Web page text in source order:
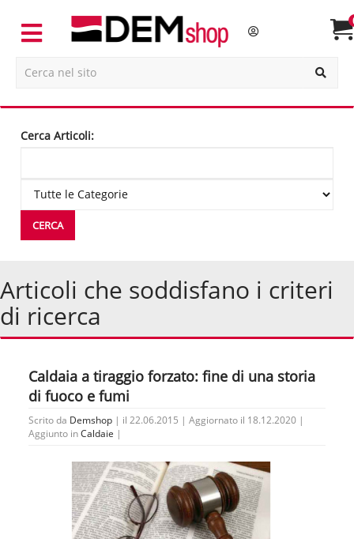
Cerca Articoli:
Articoli che soddisfano i criteri
di ricerca
Caldaia a tiraggio forzato: fine di una storia
di fuoco e fumi
Scrito da Demshop | il 22.06.2015 | Aggiornato il 18.12.2020 |
Aggiunto inCaldaie |